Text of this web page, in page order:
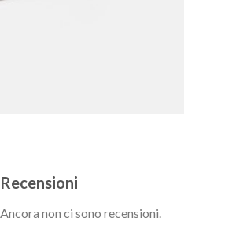
Recensioni
Ancora non ci sono recensioni.